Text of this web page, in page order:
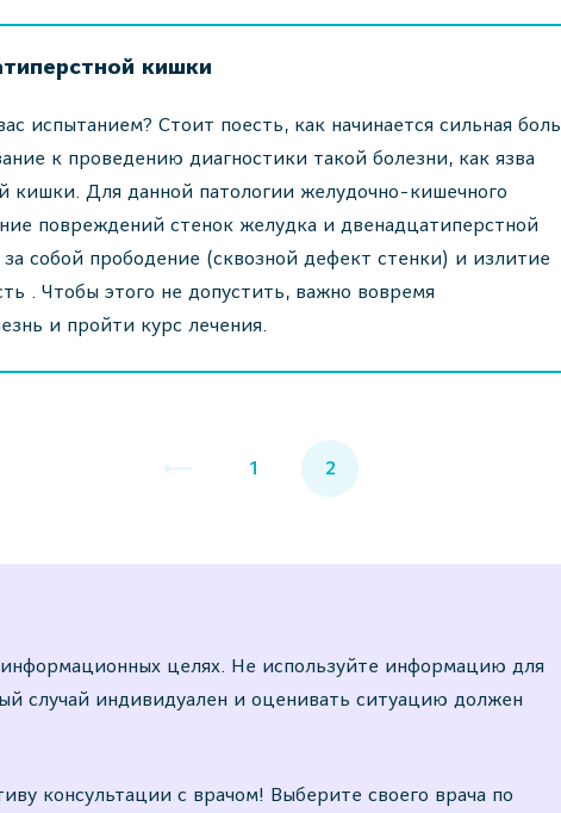
кишки
испытанием? Стоит поесть, как начинается сильная боль
к проведению диагностики такой болезни, как язва
кишки. Для данной патологии желудочно-кишечного
повреждений стенок желудка и двенадцатиперстной
собой прободение (сквозной дефект стенки) и излитие
. Чтобы этого не допустить, важно вовремя
и пройти курс лечения.
1 2
целях. Не используйте информацию для
случай индивидуален и оценивать ситуацию должен
консультации с врачом! Выберите своего врача по